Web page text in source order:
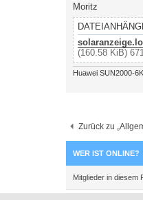
Moritz
(160.58 KiB)
Huawei SUN2000-
Zurück zu
WER IST ONLINE?
Mitglieder in diesem